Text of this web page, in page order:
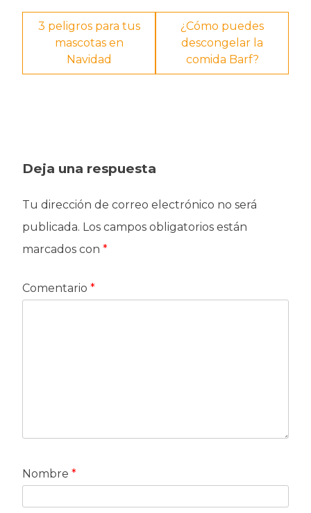
Navegación
entradas
3 peligros para tus
mascotas en
Navidad
¿Cómo puedes
descongelar la
comida Barf?
Deja una respuesta
Tu dirección de correo electrónico no será
publicada. Los campos obligatorios están
marcados con *
Comentario *
Nombre *